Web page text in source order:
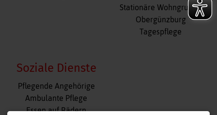
Stationäre Wohngruppe
Obergünzburg
Tagespflege
Soziale Dienste
Navigation
überspringen
Pflegende Angehörige
Ambulante Pflege
Essen auf Rädern